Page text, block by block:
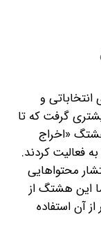
و
گرفت که تا
هشتگ «اخراج
فعالیت کردند.
محتواهایی
این هشتگ از
آن استفاده